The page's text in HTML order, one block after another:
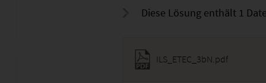
Diese Lösung enthält 1
ILS_ETEC_3bN.pdf